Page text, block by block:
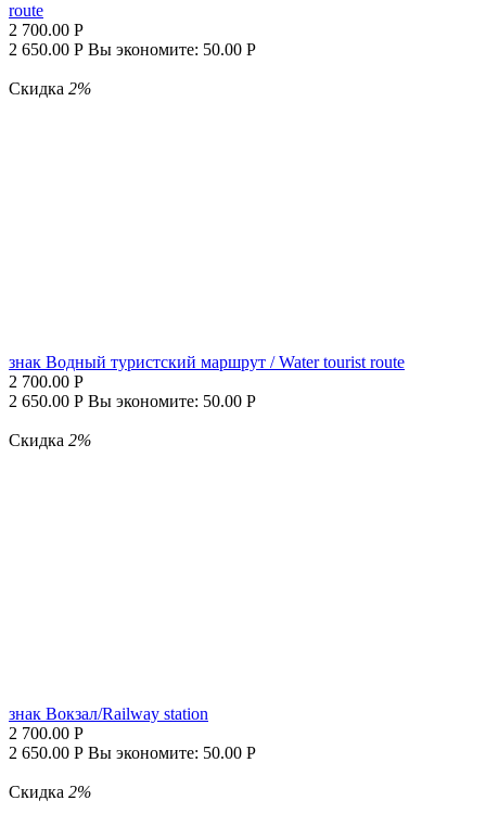
route
2 700.00 Р
2 650.00 Р Вы экономите: 50.00 Р
Скидка 2%
знак Водный турист­ский маршрут / Water tourist route
2 700.00 Р
2 650.00 Р Вы экономите: 50.00 Р
Скидка 2%
знак Вокзал/Railway station
2 700.00 Р
2 650.00 Р Вы экономите: 50.00 Р
Скидка 2%